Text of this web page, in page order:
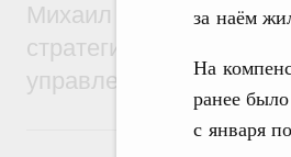
за наём
На
ранее
с января
Михаил Мишустин дал
стратегической
управления научно-